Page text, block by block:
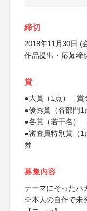
締切
2018年11月30日 (
作品提出・応募締
賞
●大賞（1点） 賞
●優秀賞（各部門
●各賞（若干名）
●審査員特別賞（
券
募集内容
テーマにそったハ
※本人の自作で未